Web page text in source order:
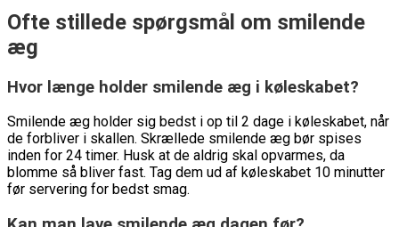
Ofte stillede spørgsmål om smilende
æg
Hvor længe holder smilende æg i køleskabet?
Smilende æg holder sig bedst i op til 2 dage i køleskabet, når
de forbliver i skallen. Skrællede smilende æg bør spises
inden for 24 timer. Husk at de aldrig skal opvarmes, da
blomme så bliver fast. Tag dem ud af køleskabet 10 minutter
før servering for bedst smag.